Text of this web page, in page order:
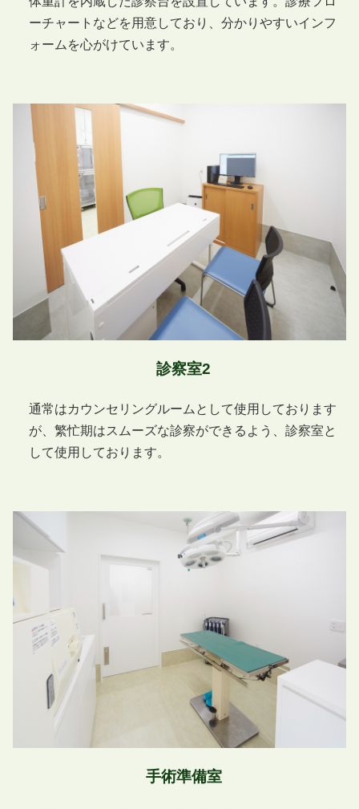
ーチャートなどを用意しており、分かりやすいインフ
ォームを心がけています。
診察室2
通常はカウンセリングルームとして使用しております
が、繁忙期はスムーズな診察ができるよう、診察室と
して使用しております。
手術準備室